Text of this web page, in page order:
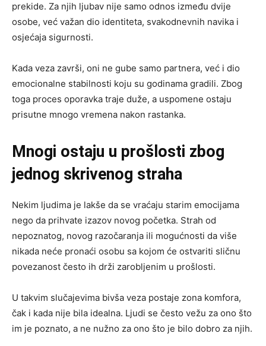
prekide. Za njih ljubav nije samo odnos između dvije
osobe, već važan dio identiteta, svakodnevnih navika i
osjećaja sigurnosti.
Kada veza završi, oni ne gube samo partnera, već i dio
emocionalne stabilnosti koju su godinama gradili. Zbog
toga proces oporavka traje duže, a uspomene ostaju
prisutne mnogo vremena nakon rastanka.
Mnogi ostaju u prošlosti zbog
jednog skrivenog straha
Nekim ljudima je lakše da se vraćaju starim emocijama
nego da prihvate izazov novog početka. Strah od
nepoznatog, novog razočaranja ili mogućnosti da više
nikada neće pronaći osobu sa kojom će ostvariti sličnu
povezanost često ih drži zarobljenim u prošlosti.
U takvim slučajevima bivša veza postaje zona komfora,
čak i kada nije bila idealna. Ljudi se često vežu za ono što
im je poznato, a ne nužno za ono što je bilo dobro za njih.